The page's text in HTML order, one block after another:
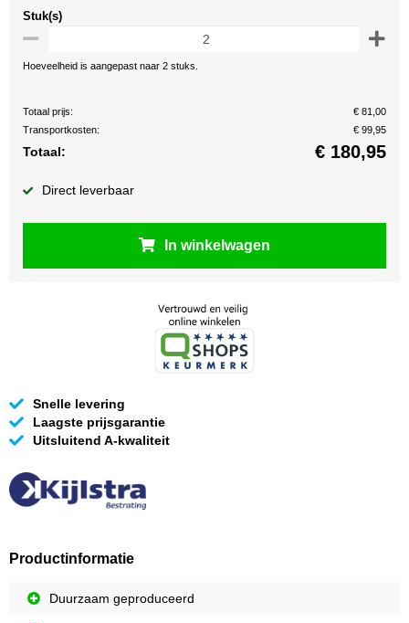
Stuk(s)
Hoeveelheid is aangepast naar 2 stuks.
Totaal prijs:
€ 81,00
Transportkosten:
€ 99,95
Totaal: € 180,95
Direct leverbaar
In winkelwagen
Snelle levering
Laagste prijsgarantie
Uitsluitend A-kwaliteit
Productinformatie
Duurzaam geproduceerd